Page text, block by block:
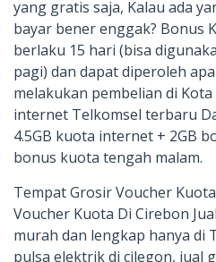
yang gratis saja, Kalau ada
bayar bener enggak? Bonus
berlaku 15 hari (bisa
pagi) dan dapat diperoleh
melakukan pembelian di
internet Telkomsel terbaru
4.5GB kuota internet + 2GB
bonus kuota tengah malam.
Tempat Grosir Voucher
Voucher Kuota Di Cirebon
murah dan lengkap hanya di
pulsa elektrik di cilegon, jual